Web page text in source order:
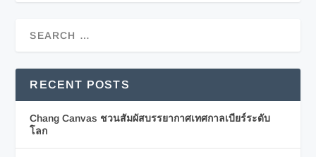
RECENT POSTS
Chang Canvas ชวนสัมผัสบรรยากาศเทศกาลเบียร์ระดับ
โลก